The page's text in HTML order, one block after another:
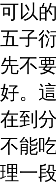
可以
五子
先不
好。
在到
不能
理一